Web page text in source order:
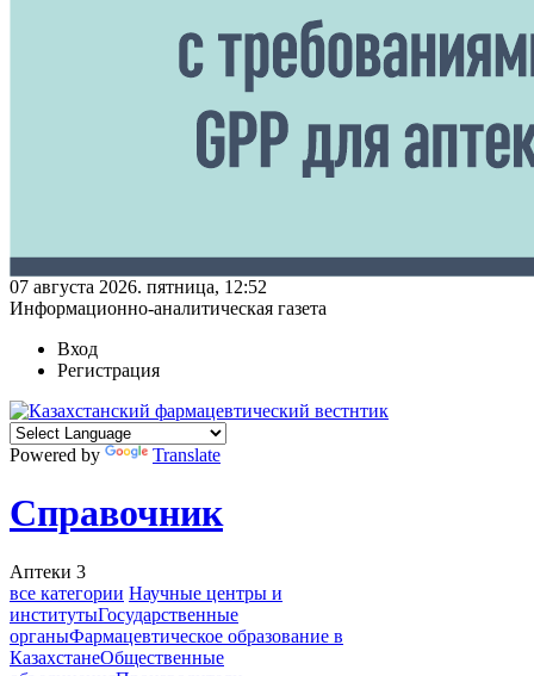
07 августа 2026. пятница, 12:52
Информационно-аналитическая газета
Вход
Регистрация
Powered by Translate
Справочник
Аптеки 3
все категории Научные центры и
институтыГосударственные
органыФармацевтическое образование в
КазахстанеОбщественные